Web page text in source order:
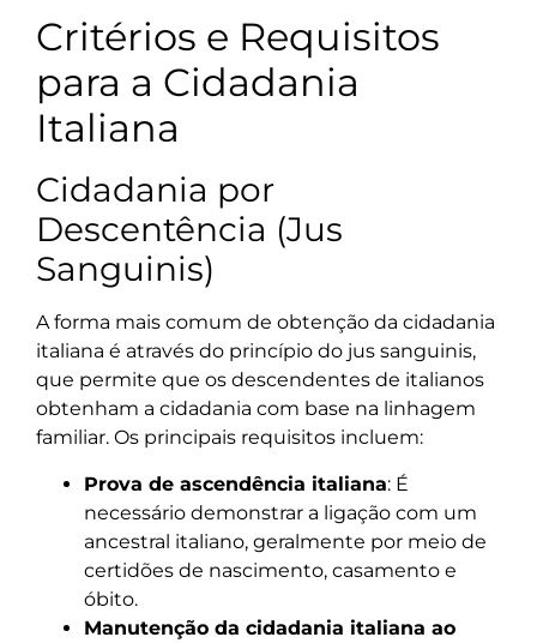
Critérios e Requisitos
para a Cidadania
Italiana
Cidadania por
Descentência (Jus
Sanguinis)
A forma mais comum de obtenção da cidadania
italiana é através do princípio do jus sanguinis,
que permite que os descendentes de italianos
obtenham a cidadania com base na linhagem
familiar. Os principais requisitos incluem:
Prova de ascendência italiana: É
necessário demonstrar a ligação com um
ancestral italiano, geralmente por meio de
certidões de nascimento, casamento e
óbito.
Manutenção da cidadania italiana ao